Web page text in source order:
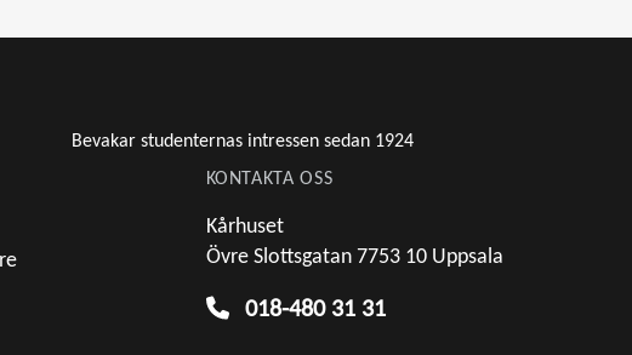
Bevakar studenternas intressen sedan 1924
KONTAKTA OSS
Kårhuset
Övre Slottsgatan 7753 10 Uppsala
018-480 31 31